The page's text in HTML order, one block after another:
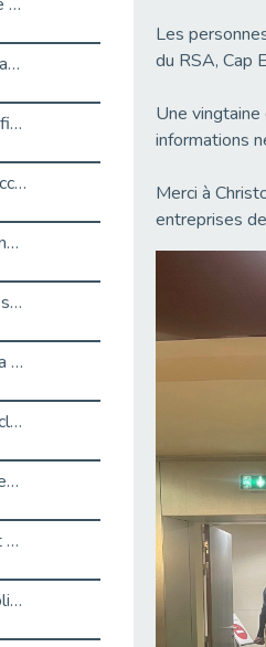
Emploi & Handicap : Hachette Livre et Cap emploi 92 renforcent leur collaboration
Et si le handicap ne définissait plus la carrière ?
« Confiance en soi et acceptation du handicap » : un levier puissant vers l’emploi
Handicap et emploi : une matinée pour briser les tabous
L’alternance : un levier stratégique pour recruter et inclure durablement
Fibromyalgie : Quand la douleur invisible s’invite au bureau
CAP EMPLOI 92 : L’inclusion portée à son sommet, bien au-delà des quotas
38 vidéos pour comprendre et agir durablement
Le taux d’emploi direct dans la fonction publique dépasse 6 % en 2025
L'alternance : un tremplin vers l'emploi aussi pour les personnes en situation de handicap
Les
du RSA, Cap
Une
informations
Merci à
entreprises